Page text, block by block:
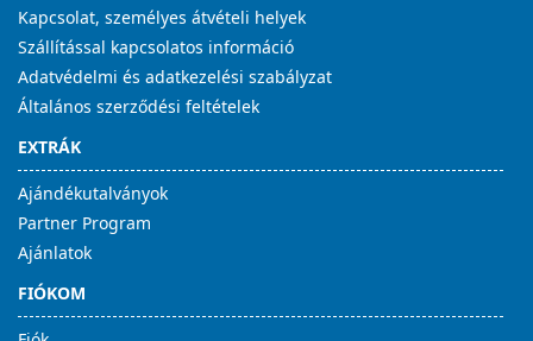
Kapcsolat, személyes átvételi helyek
Szállítással kapcsolatos információ
Adatvédelmi és adatkezelési szabályzat
Általános szerződési feltételek
EXTRÁK
Ajándékutalványok
Partner Program
Ajánlatok
FIÓKOM